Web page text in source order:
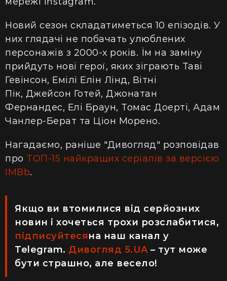
Новий сезон складатиметься 10 епізодів. У
них глядачі не побачать улюблених
персонажів з 2000-х років. Їм на заміну
прийдуть нові герої, яких зіграють Таві
Гевінсон, Емілі Елін Лінд, Вітні
Пік, Джейсон Готей, Джонатан
Фернандес, Елі Браун, Томас Доерті, Адам
Чанлер-Берат та Ціон Морено.
Нагадаємо, раніше "Дивогляд" розповідав
про ТОП-15 найкращих серіалів за версією
IMBb.
Якщо ви втомилися від серйозних
новин і хочеться трохи розслабитися,
підписуйтесяна наш канал у
Telegram. Дивогляд 5.UA– тут може
бути страшно, але весело!